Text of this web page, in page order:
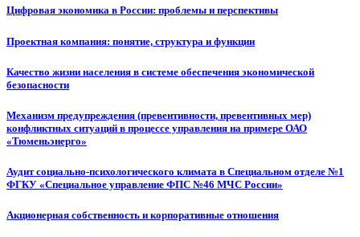
Цифровая экономика в России: проблемы и перспективы
Проектная компания: понятие, структура и функции
Качество жизни населения в системе обеспечения экономической
безопасности
Механизм предупреждения (превентивности, превентивных мер)
конфликтных ситуаций в процессе управления на примере ОАО
«Тюменьэнерго»
Аудит социально-психологического климата в Специальном отделе №1
ФГКУ «Специальное управление ФПС №46 МЧС России»
Акционерная собственность и корпоративные отношения